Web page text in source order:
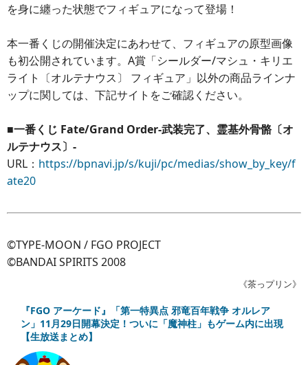
を身に纏った状態でフィギュアになって登場！
本一番くじの開催決定にあわせて、フィギュアの原型画像
も初公開されています。A賞「シールダー/マシュ・キリエ
ライト〔オルテナウス〕 フィギュア」以外の商品ラインナ
ップに関しては、下記サイトをご確認ください。
■一番くじ Fate/Grand Order-武装完了、霊基外骨骼〔オ
ルテナウス〕-
URL： https://bpnavi.jp/s/kuji/pc/medias/show_by_key/f
ate20
©TYPE-MOON / FGO PROJECT
©BANDAI SPIRITS 2008
《茶っプリン》
『FGO アーケード』「第一特異点 邪竜百年戦争 オルレア
ン」11月29日開幕決定！ついに「魔神柱」もゲーム内に出現
【生放送まとめ】